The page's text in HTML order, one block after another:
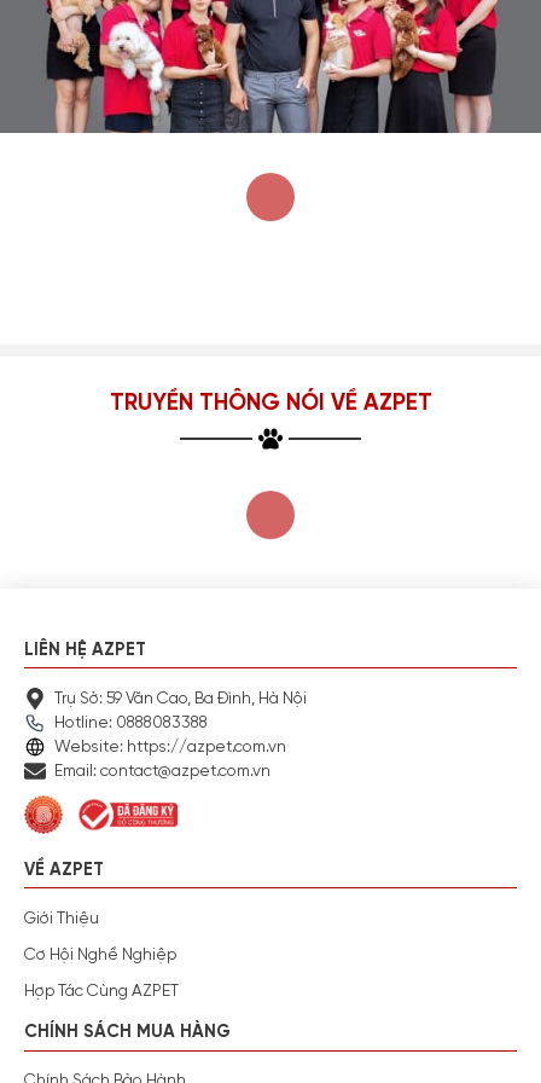
TRUYỀN THÔNG NÓI VỀ AZPET
LIÊN HỆ AZPET
Trụ Sở: 59 Văn Cao, Ba Đình, Hà Nội
Hotline: 0888083388
Website: https://azpet.com.vn
Email: contact@azpet.com.vn
VỀ AZPET
Giới Thiệu
Cơ Hội Nghề Nghiệp
Hợp Tác Cùng AZPET
CHÍNH SÁCH MUA HÀNG